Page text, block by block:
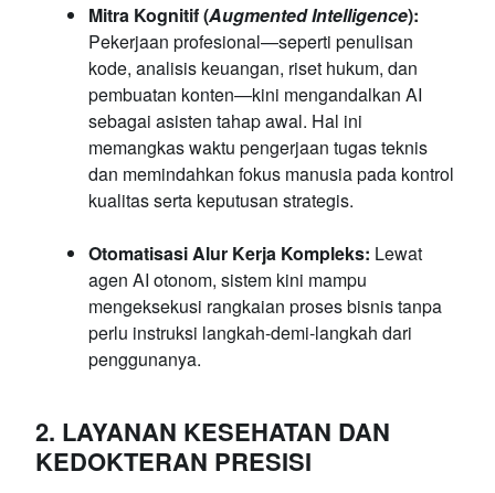
Mitra Kognitif (Augmented Intelligence):
Pekerjaan profesional—seperti penulisan
kode, analisis keuangan, riset hukum, dan
pembuatan konten—kini mengandalkan AI
sebagai asisten tahap awal. Hal ini
memangkas waktu pengerjaan tugas teknis
dan memindahkan fokus manusia pada kontrol
kualitas serta keputusan strategis.
Otomatisasi Alur Kerja Kompleks: Lewat
agen AI otonom, sistem kini mampu
mengeksekusi rangkaian proses bisnis tanpa
perlu instruksi langkah-demi-langkah dari
penggunanya.
2. LAYANAN KESEHATAN DAN
KEDOKTERAN PRESISI